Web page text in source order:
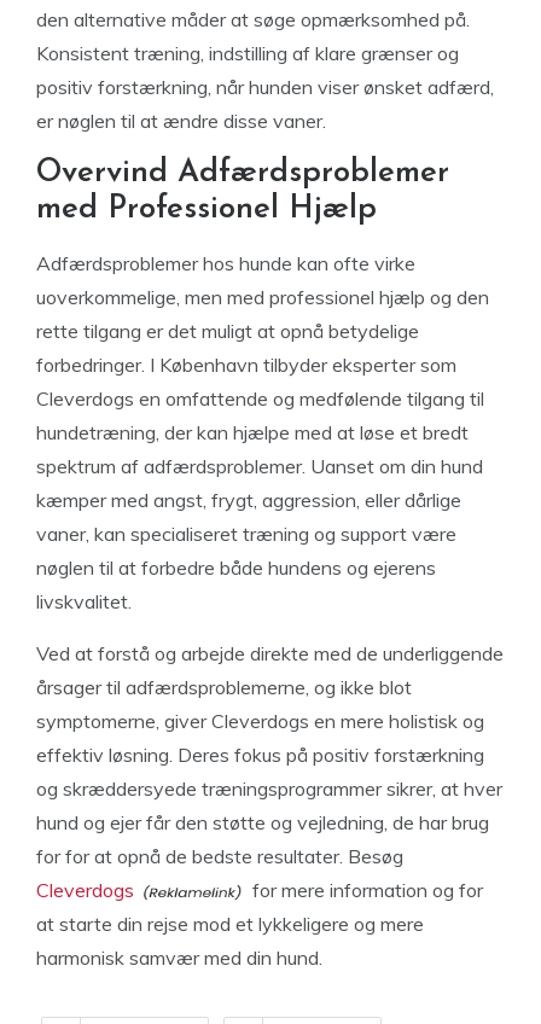
den alternative måder at søge opmærksomhed på.
Konsistent træning, indstilling af klare grænser og
positiv forstærkning, når hunden viser ønsket adfærd,
er nøglen til at ændre disse vaner.
Overvind Adfærdsproblemer
med Professionel Hjælp
Adfærdsproblemer hos hunde kan ofte virke
uoverkommelige, men med professionel hjælp og den
rette tilgang er det muligt at opnå betydelige
forbedringer. I København tilbyder eksperter som
Cleverdogs en omfattende og medfølende tilgang til
hundetræning, der kan hjælpe med at løse et bredt
spektrum af adfærdsproblemer. Uanset om din hund
kæmper med angst, frygt, aggression, eller dårlige
vaner, kan specialiseret træning og support være
nøglen til at forbedre både hundens og ejerens
livskvalitet.
Ved at forstå og arbejde direkte med de underliggende
årsager til adfærdsproblemerne, og ikke blot
symptomerne, giver Cleverdogs en mere holistisk og
effektiv løsning. Deres fokus på positiv forstærkning
og skræddersyede træningsprogrammer sikrer, at hver
hund og ejer får den støtte og vejledning, de har brug
for for at opnå de bedste resultater. Besøg
Cleverdogs
for mere information og for
at starte din rejse mod et lykkeligere og mere
harmonisk samvær med din hund.